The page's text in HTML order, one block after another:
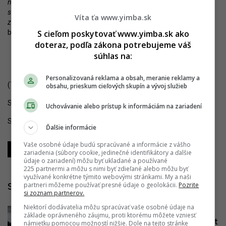
na klasický trh s nájmami, ktorý tu máme, a ktorý spočíva v
súkromných bytoch, ktoré ľudia držia ako investori a prenajímajú ich
za pomerne vysoké nájomné ľuďom,“dodal premiér s tým, že to
bude tlačiť nájomné dole.
(TASR)
Sledujte YIM.BA na Instagrame .
Sledujte YIM.BA na
Zdieľať Zdieľať Zdieľať
Súvisiace články
Konsolidácia premiéra nezastaví.
Pribudnúť majú nové nájomné byty, štát
Víta ťa www.yimba.sk
S cieľom poskytovať www.yimba.sk ako
doteraz, podľa zákona potrebujeme váš
súhlas na:
Personalizovaná reklama a obsah, meranie reklamy a
obsahu, prieskum cieľových skupín a vývoj služieb
Uchovávanie alebo prístup k informáciám na zariadení
Ďalšie informácie
Vaše osobné údaje budú spracúvané a informácie z vášho
zariadenia (súbory cookie, jedinečné identifikátory a ďalšie
údaje o zariadení) môžu byť ukladané a používané
225 partnermi a môžu s nimi byť zdieľané alebo môžu byť
využívané konkrétne týmito webovými stránkami. My a naši
partneri môžeme používať presné údaje o geolokácii. Pozrite
si zoznam partnerov.
Niektorí dodávatelia môžu spracúvať vaše osobné údaje na
základe oprávneného záujmu, proti ktorému môžete vzniesť
námietku pomocou možností nižšie. Dole na tejto stránke